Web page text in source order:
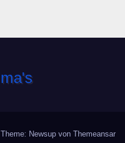
Theme: Newsup von Themeansar